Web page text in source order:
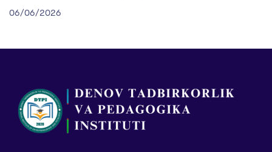
06/06/2026